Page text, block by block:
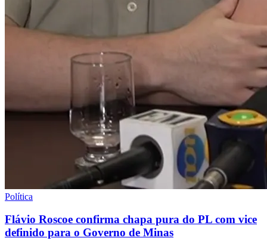
Política
Flávio Roscoe confirma chapa pura do PL com vice
definido para o Governo de Minas